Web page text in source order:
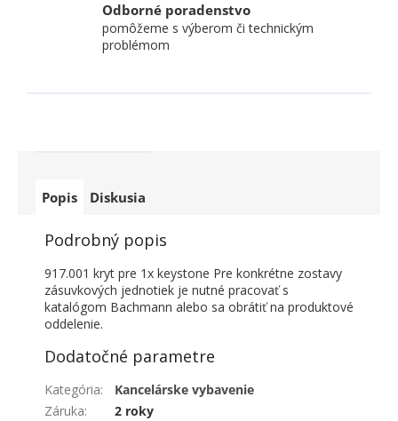
Odborné poradenstvo
pomôžeme s výberom či technickým
problémom
Popis Diskusia
Podrobný popis
917.001 kryt pre 1x keystone Pre konkrétne zostavy
zásuvkových jednotiek je nutné pracovať s
katalógom Bachmann alebo sa obrátiť na produktové
oddelenie.
Dodatočné parametre
Kategória:
Kancelárske vybavenie
Záruka:
2 roky